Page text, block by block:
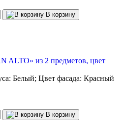
В корзину
ALTO» из 2 предметов, цвет
Белый; Цвет фасада: Красный
В корзину